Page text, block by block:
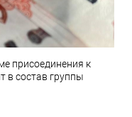
присоединения к
в состав группы